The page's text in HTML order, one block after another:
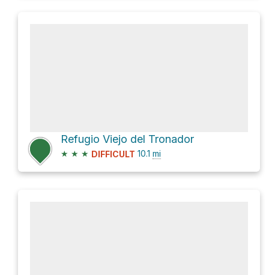
Refugio Viejo del Tronador
★ ★ ★ DIFFICULT 10.1 mi